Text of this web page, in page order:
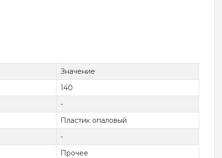
Значение
140
-
Пластик опаловый
-
Прочее